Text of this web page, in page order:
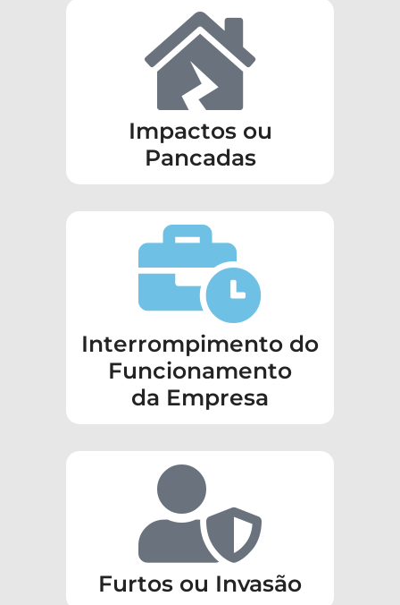
Impactos ou
Pancadas
Interrompimento do
Funcionamento
da Empresa
Furtos ou Invasão